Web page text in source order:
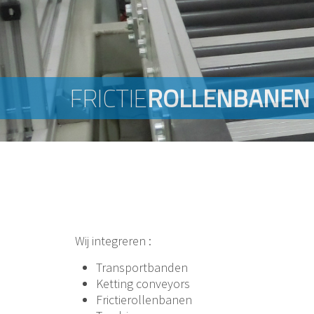
KETTINGCONVEYORS
FRICTIEROLLENBANEN
TANDRIEM
Wij integreren :
Transportbanden
Ketting conveyors
Frictierollenbanen